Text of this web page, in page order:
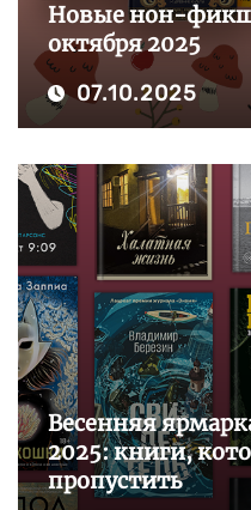
Новые нон-
октября 2025
07.10.2025
Весенняя
2025: книги,
пропустить